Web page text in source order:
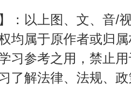
】：以上图、文、音/
均属于原作者或归
习参考之用，禁止
了解法律、法规、
抗生素超标问题”